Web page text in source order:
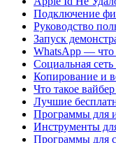
Подключение
Руководство
Запуск
WhatsApp — что
Социальная
Копирование и
Что такое
Лучшие
Программы для
Инструменты
Программы для